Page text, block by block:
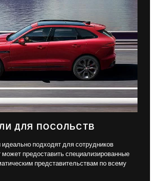
ДЛЯ ПОСОЛЬСТВ
подходят для сотрудников
может предоставить специализированные
представительствам по всему